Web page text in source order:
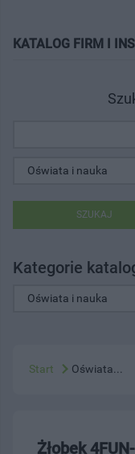
KATALOG FIRM I
SZUKAJ
Kategorie
Start Oświata...
Żłobek